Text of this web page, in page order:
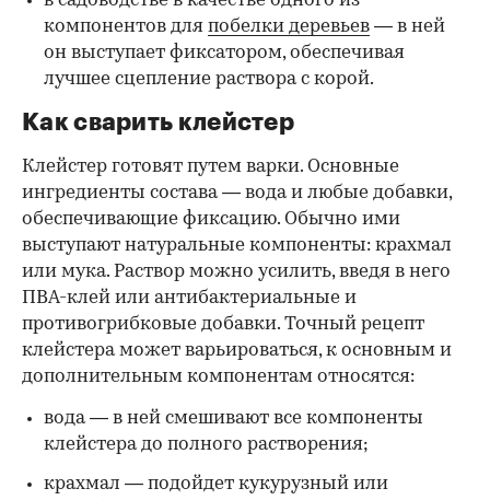
компонентов для побелки деревьев — в ней
он выступает фиксатором, обеспечивая
лучшее сцепление раствора с корой.
Как сварить клейстер
Клейстер готовят путем варки. Основные
ингредиенты состава — вода и любые добавки,
обеспечивающие фиксацию. Обычно ими
выступают натуральные компоненты: крахмал
или мука. Раствор можно усилить, введя в него
ПВА-клей или антибактериальные и
противогрибковые добавки. Точный рецепт
клейстера может варьироваться, к основным и
дополнительным компонентам относятся:
вода — в ней смешивают все компоненты
клейстера до полного растворения;
крахмал — подойдет кукурузный или